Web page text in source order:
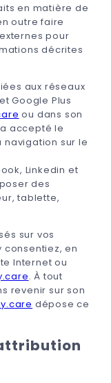
en matière de
outre faire
pour
décrites
aux réseaux
Google Plus
ou dans son
accepté le
sur le
Linkedin et
des
tablette,
sur vos
consentiez, en
Internet ou
. À tout
revenir sur son
dépose ce